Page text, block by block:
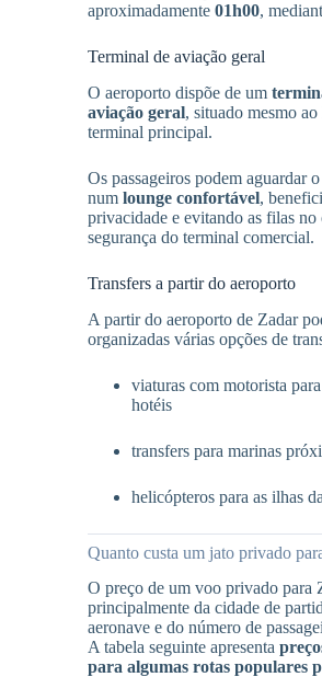
aproximadamente 01h00,
Terminal de aviação geral
O aeroporto dispõe de um
aviação geral, situado mesmo
terminal principal.
Os passageiros podem aguardar
num lounge confortável,
privacidade e evitando as filas
segurança do terminal comercial.
Transfers a partir do aeroporto
A partir do aeroporto de Zadar
organizadas várias opções de
viaturas com motorista
hotéis
transfers para marinas
helicópteros para as ilhas
Quanto custa um jato privado
O preço de um voo privado para
principalmente da cidade de
aeronave e do número de
A tabela seguinte apresenta
para algumas rotas populares